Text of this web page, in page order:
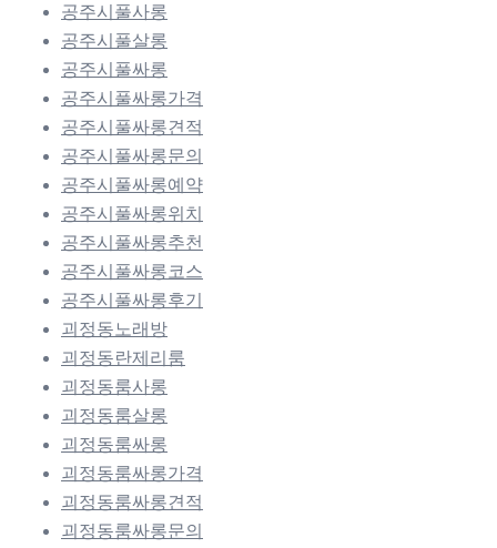
공주시풀사롱
공주시풀살롱
공주시풀싸롱
공주시풀싸롱가격
공주시풀싸롱견적
공주시풀싸롱문의
공주시풀싸롱예약
공주시풀싸롱위치
공주시풀싸롱추천
공주시풀싸롱코스
공주시풀싸롱후기
괴정동노래방
괴정동란제리룸
괴정동룸사롱
괴정동룸살롱
괴정동룸싸롱
괴정동룸싸롱가격
괴정동룸싸롱견적
괴정동룸싸롱문의